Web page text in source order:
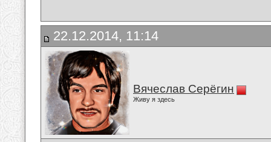
22.12.2014, 11:14
Вячеслав Серёгин
Живу я здесь